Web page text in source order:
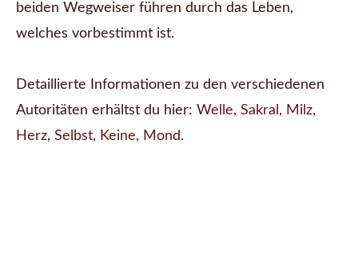
beiden Wegweiser führen durch das Leben,
welches vorbestimmt ist.
Detaillierte Informationen zu den verschiedenen
Autoritäten erhältst du hier: Welle, Sakral, Milz,
Herz, Selbst, Keine, Mond.